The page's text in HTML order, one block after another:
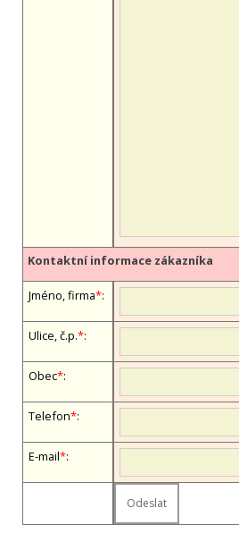
Kontaktní informace zákazníka
Jméno, firma*:
Ulice, č.p.*:
Obec*:
Telefon*:
E-mail*: